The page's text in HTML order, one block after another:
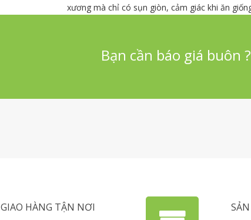
xương mà chỉ có sụn giòn, cảm giác khi ăn
Bạn cần báo giá buôn ?
GIAO HÀNG TẬN NƠI